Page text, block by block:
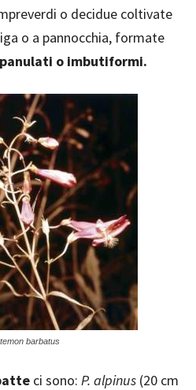
o decidue coltivate
o a pannocchia, formate
o imbutiformi.
barbatus
ci sono: P. alpinus (20 cm